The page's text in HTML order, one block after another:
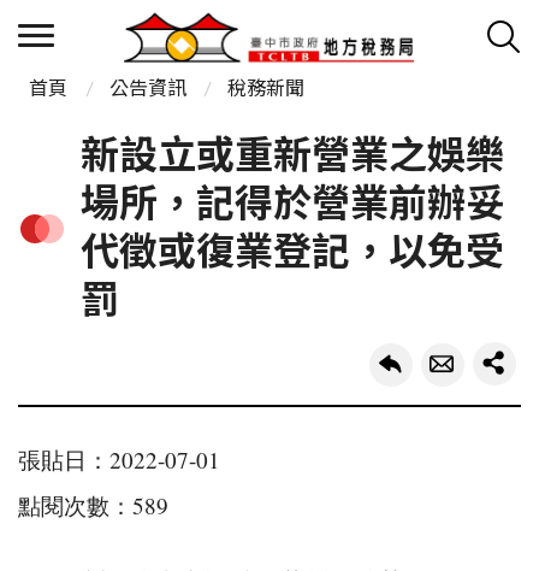
首頁 公告資訊 稅務新聞
新設立或重新營業之娛樂
場所，記得於營業前辦妥
代徵或復業登記，以免受
罰
張貼日：2022-07-01
點閱次數：589